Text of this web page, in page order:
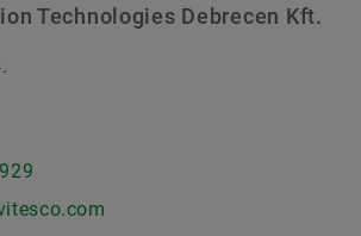
Technologies Debrecen Kft.